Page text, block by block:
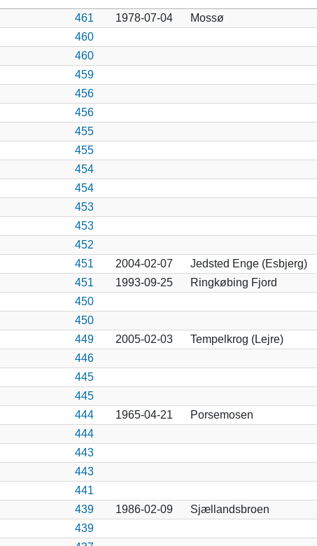
461 1978-07-04
Mossø
460
460
459
456
456
455
455
454
454
453
453
452
451 2004-02-07
Jedsted Enge (Esbjerg)
451 1993-09-25
Ringkøbing Fjord
450
450
449 2005-02-03
Tempelkrog (Lejre)
446
445
445
444 1965-04-21
Porsemosen
444
443
443
441
439 1986-02-09
Sjællandsbroen
439